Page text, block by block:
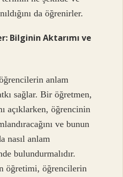
da öğrenirler.
Bilginin Aktarımı ve
anlam
sağlar. Bir öğretmen,
açıklarken, öğrencinin
ve bunun
nasıl anlam
bulundurmalıdır.
öğretimi, öğrencilerin